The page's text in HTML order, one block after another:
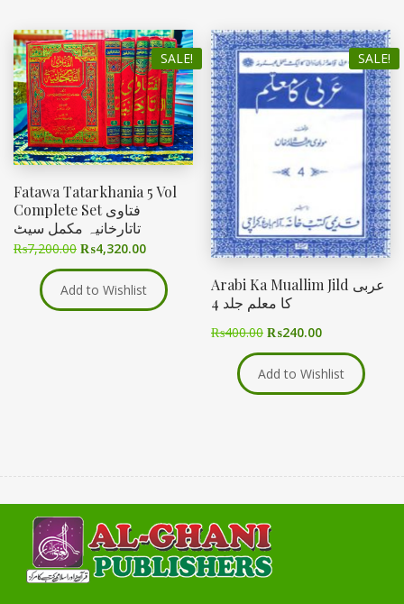
SALE!
Fatawa Tatarkhania 5 Vol
Complete Set فتاوی
تاتارخانیہ مکمل سیٹ
₨7,200.00 ₨4,320.00
Add to Wishlist
SALE!
Arabi Ka Muallim Jild عربی
کا معلم جلد 4
₨400.00 ₨240.00
Add to Wishlist